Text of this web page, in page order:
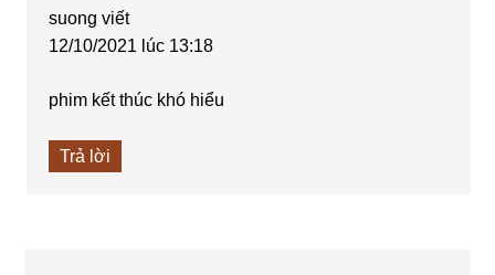
suong viết
12/10/2021 lúc 13:18
phim kết thúc khó hiểu
Trả lời